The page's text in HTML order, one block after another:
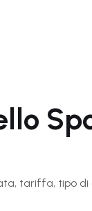
tariffa, tipo di